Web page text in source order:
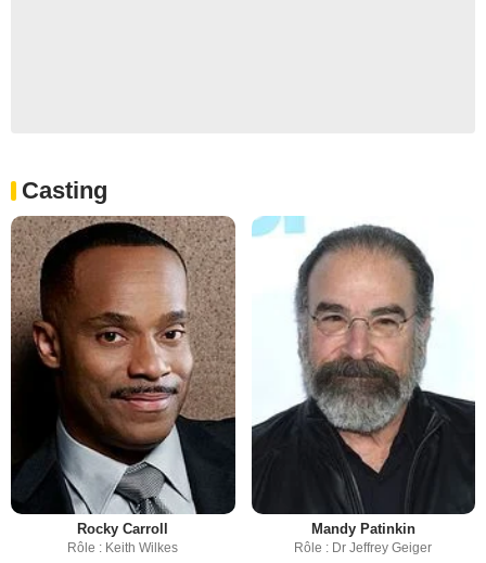
Casting
Rocky Carroll
Rôle : Keith Wilkes
Mandy Patinkin
Rôle : Dr Jeffrey Geiger